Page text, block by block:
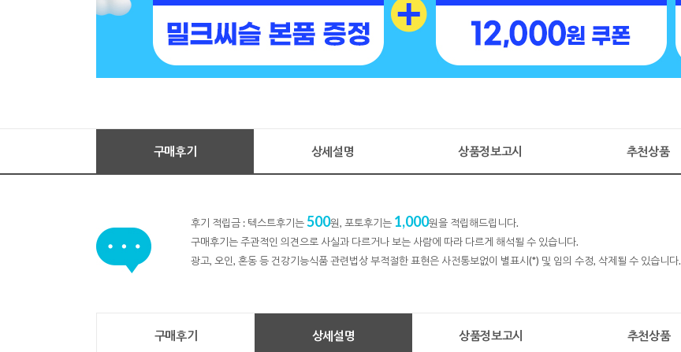
구매후기 상세설명 상품정보고시 추천상품
후기 적립금 : 텍스트후기는500원, 포토후기는 1,000원을 적립해드립니다.
구매후기는 주관적인 의견으로 사실과 다르거나 보는 사람에 따라 다르게 해석될 수 있습니다.
광고, 오인, 혼동 등 건강기능식품 관련법상 부적절한 표현은 사전통보없이 별표시(*) 및 임의 수정, 삭제될 수 있습니다.
구매후기 상세설명 상품정보고시 추천상품